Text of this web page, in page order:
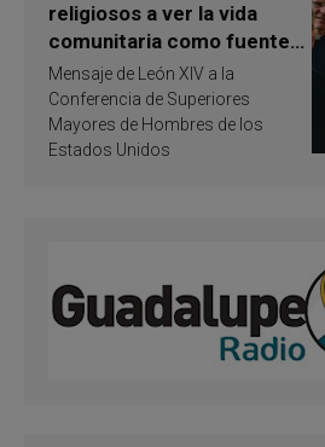
religiosos a ver la vida
comunitaria como fuente
de inspiración y
santificación
Mensaje de León XIV a la
Conferencia de Superiores
Mayores de Hombres de los
Estados Unidos